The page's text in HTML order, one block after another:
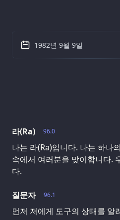
96.0
라(Ra)
나는 라(Ra)입니다. 나는 하나
속에서 여러분을 맞이합니다.
다.
96.1
질문자
먼저 저에게 도구의 상태를 알
1982년 9월 9일